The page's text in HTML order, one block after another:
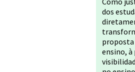
dos
proposta
ensino, à